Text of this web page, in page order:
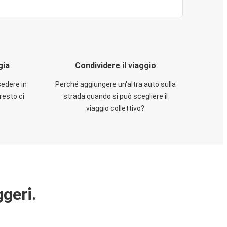
in
ci
Condividere il viaggio
Perché aggiungere un'altra auto sulla
strada quando si può scegliere il
viaggio collettivo?